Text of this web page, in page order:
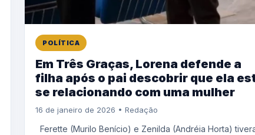
POLÍTICA
Em Três Graças, Lorena defende a
filha após o pai descobrir que ela
se relacionando com uma mulher
16 de janeiro de 2026 • Redação
Ferette (Murilo Benício) e Zenilda (Andréia Horta)